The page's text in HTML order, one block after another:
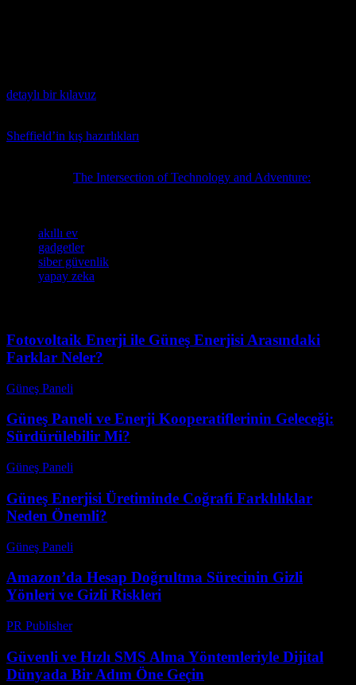
detaylı bir kılavuz
Sheffield’in kış hazırlıkları
The Intersection of Technology and Adventure:
akıllı ev
gadgetler
siber güvenlik
yapay zeka
Fotovoltaik Enerji ile Güneş Enerjisi Arasındaki
Farklar Neler?
Güneş Paneli
Güneş Paneli ve Enerji Kooperatiflerinin Geleceği:
Sürdürülebilir Mi?
Güneş Paneli
Güneş Enerjisi Üretiminde Coğrafi Farklılıklar
Neden Önemli?
Güneş Paneli
Amazon’da Hesap Doğrultma Sürecinin Gizli
Yönleri ve Gizli Riskleri
PR Publisher-
Güvenli ve Hızlı SMS Alma Yöntemleriyle Dijital
Dünyada Bir Adım Öne Geçin